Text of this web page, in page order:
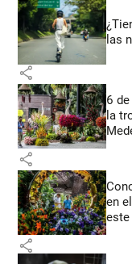
las
share
6
la
share
en
este
share